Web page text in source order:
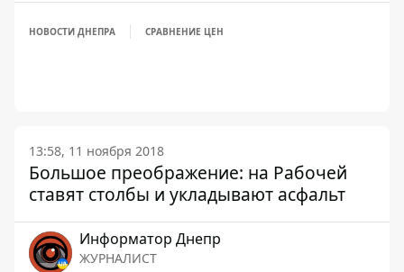
НОВОСТИ ДНЕПРА СРАВНЕНИЕ ЦЕН
13:58, 11 ноября 2018
Большое преображение: на Рабочей
ставят столбы и укладывают асфальт
Информатор Днепр
ЖУРНАЛИСТ